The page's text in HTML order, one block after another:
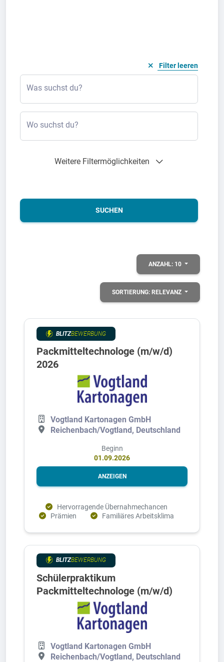
Filter leeren
Was suchst du?
Wo suchst du?
Weitere Filtermöglichkeiten
SUCHEN
ANZAHL: 10
SORTIERUNG: RELEVANZ
BLITZBEWERBUNG
Packmitteltechnologe (m/w/d)
2026
Vogtland Kartonagen GmbH
Reichenbach/Vogtland, Deutschland
Beginn
01.09.2026
ANZEIGEN
Hervorragende Übernahmechancen
Prämien
Familiäres Arbeitsklima
BLITZBEWERBUNG
Schülerpraktikum
Packmitteltechnologe (m/w/d)
Vogtland Kartonagen GmbH
Reichenbach/Vogtland, Deutschland